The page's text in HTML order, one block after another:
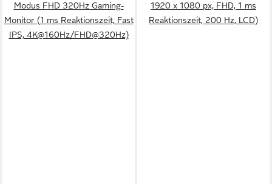
Modus FHD 320Hz Gaming-
Monitor (1 ms Reaktionszeit, Fast
IPS, 4K@160Hz/FHD@320Hz)
1920 x 1080 px, FHD, 1 ms
Reaktionszeit, 200 Hz, LCD)